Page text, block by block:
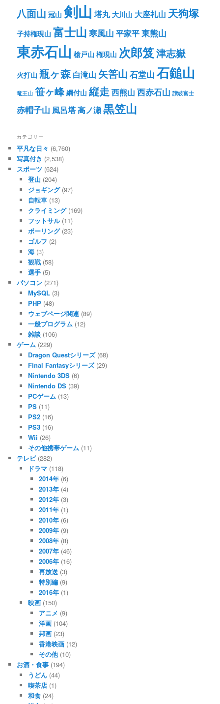
八面山 冠山 剣山 塔丸 大川山 大座礼山 天狗塚
子持権現山 富士山 寒風山 平家平東熊山
東赤石山 槍戸山 権現山 次郎笈津志嶽
火打山 瓶ヶ森 白滝山 矢筈山 石堂山 石鎚山
竜王山 笹ヶ峰 綱付山 縦走西熊山 西赤石山 讃岐富士
赤帽子山 風呂塔高ノ瀬黒笠山
カテゴリー
平凡な日々 (6,760)
写真付き (2,538)
スポーツ (624)
登山 (204)
ジョギング(97)
自転車(13)
クライミング(169)
フットサル(11)
ボーリング(23)
ゴルフ (2)
海(3)
観戦(58)
選手(5)
パソコン (271)
MySQL(3)
PHP(48)
ウェブページ関連(89)
一般プログラム(12)
雑談(106)
ゲーム (229)
Dragon Questシリーズ(68)
Final Fantasyシリーズ(29)
Nintendo 3DS(6)
Nintendo DS(39)
PCゲーム(13)
PS(11)
PS2(16)
PS3(16)
Wii (26)
その他携帯ゲーム(11)
テレビ(282)
ドラマ(118)
2014年 (6)
2013年 (4)
2012年 (3)
2011年 (1)
2010年 (6)
2009年 (9)
2008年 (8)
2007年 (46)
2006年 (16)
再放送 (3)
特別編 (9)
2016年 (1)
映画(150)
アニメ (9)
洋画 (104)
邦画 (23)
香港映画 (12)
その他(10)
お酒・食事 (194)
うどん(44)
喫茶店(1)
和食(24)